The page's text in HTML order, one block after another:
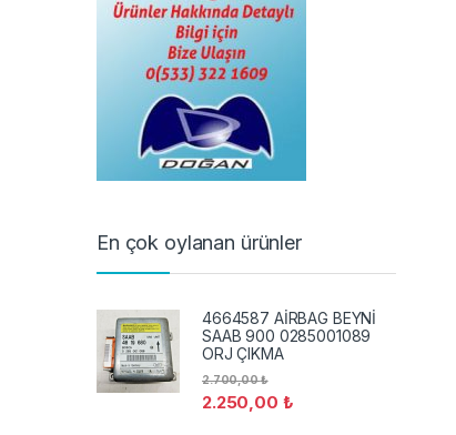
En çok oylanan ürünler
4664587 AİRBAG BEYNİ
SAAB 900 0285001089
ORJ ÇIKMA
2.250,00 ₺
2.700,00₺